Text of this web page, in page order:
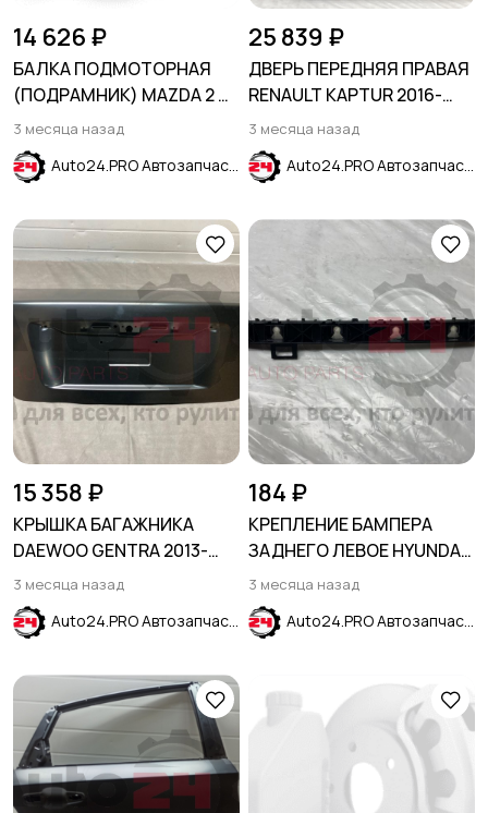
14 626 ₽
БАЛКА ПОДМОТОРНАЯ
(ПОДРАМНИК) MAZDA 2 DE
2007-2014
3 месяца назад
Auto24.PRO Автозапчасти
25 839 ₽
ДВЕРЬ ПЕРЕДНЯЯ ПРАВАЯ
RENAULT KAPTUR 2016-
2022
3 месяца назад
Auto24.PRO Автозапчасти
15 358 ₽
КРЫШКА БАГАЖНИКА
DAEWOO GENTRA 2013-
2016
3 месяца назад
Auto24.PRO Автозапчасти
184 ₽
КРЕПЛЕНИЕ БАМПЕРА
ЗАДНЕГО ЛЕВОЕ HYUNDAI
SOLARIS 2017-2024
3 месяца назад
Auto24.PRO Автозапчасти